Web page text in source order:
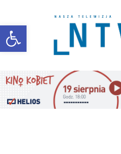
Otwórz pasek narzędzi